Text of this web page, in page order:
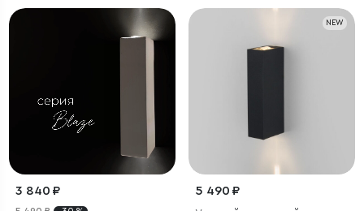
3 840 ₽
NEW
5 490 ₽